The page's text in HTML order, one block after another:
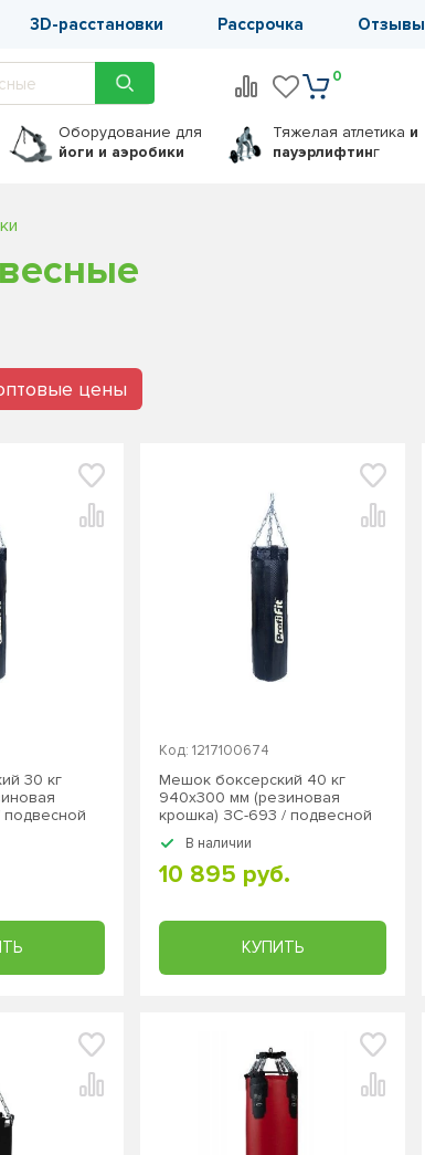
3D-расстановки Рассрочка Отзывы
0
Оборудование для
йоги и аэробики
Тяжелая атлетика и
пауэрлифтинг
цены
30 кг
Код: 1217100674
Мешок боксерский 40 кг
940х300 мм (резиновая
крошка) ЗС-693 / подвесной
В наличии
10 895 руб.
КУПИТЬ